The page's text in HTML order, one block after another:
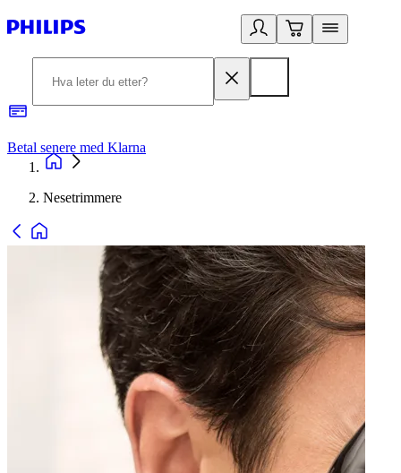
Betal senere med Klarna
Nesetrimmere